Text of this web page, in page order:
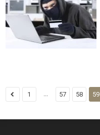
1 57 58 59